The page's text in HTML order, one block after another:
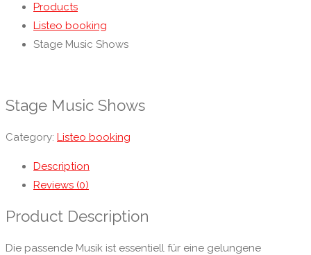
Products
Listeo booking
Stage Music Shows
Stage Music Shows
Category: Listeo booking
Description
Reviews (0)
Product Description
Die passende Musik ist essentiell für eine gelungene